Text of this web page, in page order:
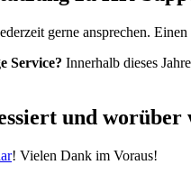
gerne ansprechen.
Service? Innerhalb dieses
und
! Vielen Dank im Voraus!